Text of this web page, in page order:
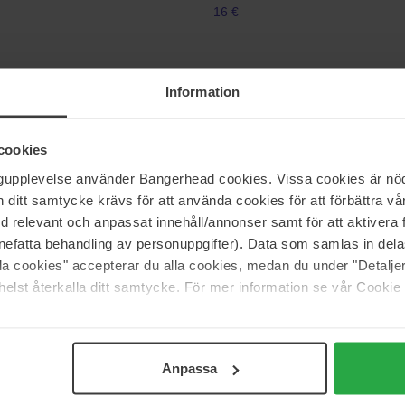
Information
använder Bangerhead cookies. Vissa cookies är
ditt samtycke krävs för att använda cookies för att förbättra
relevant och anpassat innehåll/annonser samt för att aktivera
behandling av personuppgifter). Data som samlas in
cookies" accepterar du alla cookies, medan du under
återkalla ditt samtycke. För mer information se vår
Anpassa
16 €
Color Wow
Matrix
Food For Soft Mousse
Pagina 1 van 18 Volgende